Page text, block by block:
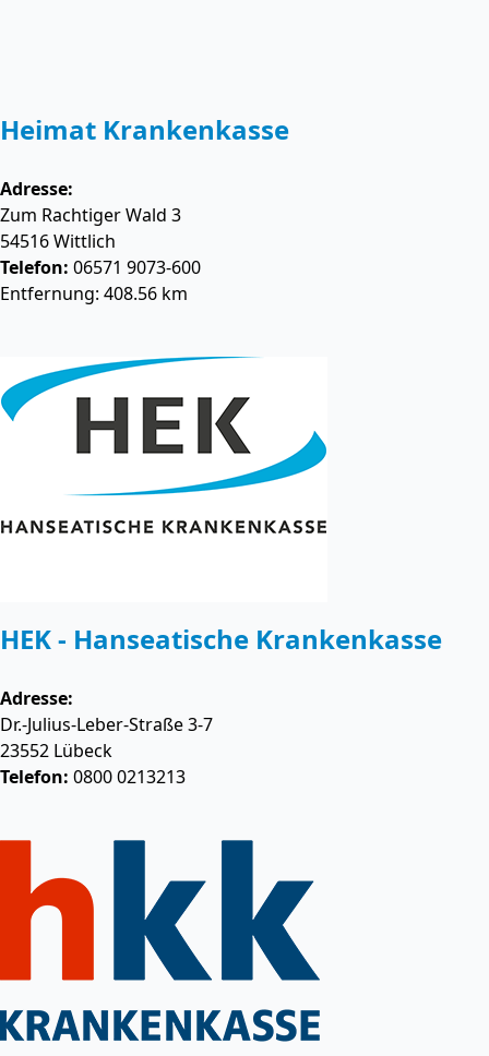
Heimat Krankenkasse
Adresse:
Zum Rachtiger Wald 3
54516Wittlich
Telefon: 06571 9073-600
Entfernung: 408.56 km
HEK - Hanseatische Krankenkasse
Adresse:
Dr.-Julius-Leber-Straße 3-7
23552 Lübeck
Telefon: 0800 0213213